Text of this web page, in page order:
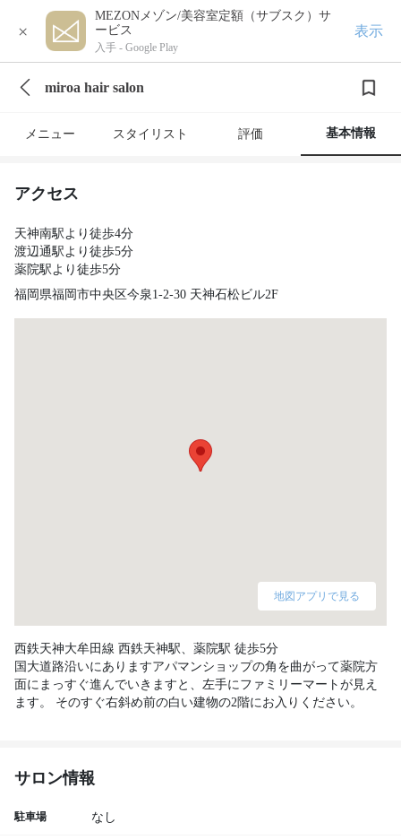
×
MEZONメゾン/美容室定額（サブスク）サ
ービス
入手 - Google Play
表示
miroa hair salon
メニュー スタイリスト 評価 基本情報
アクセス
天神南駅より徒歩4分
渡辺通駅より徒歩5分
薬院駅より徒歩5分
福岡県福岡市中央区今泉1-2-30 天神石松ビル2F
地図アプリで見る
西鉄天神大牟田線 西鉄天神駅、薬院駅 徒歩5分
国大道路沿いにありますアパマンショップの角を曲がって薬院方
面にまっすぐ進んでいきますと、左手にファミリーマートが見え
ます。 そのすぐ右斜め前の白い建物の2階にお入りください。
サロン情報
駐車場 なし